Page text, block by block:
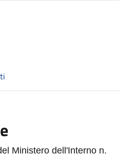
Ministero dell'Interno n.